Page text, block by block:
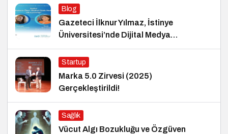
Blog
Gazeteci İlknur Yılmaz, İstinye
Üniversitesi’nde Dijital Medya
Okuryazarlığı Dersinin Konuğu Oldu
Startup
Marka 5.0 Zirvesi (2025)
Gerçekleştirildi!
Sağlık
Vücut Algı Bozukluğu ve Özgüven